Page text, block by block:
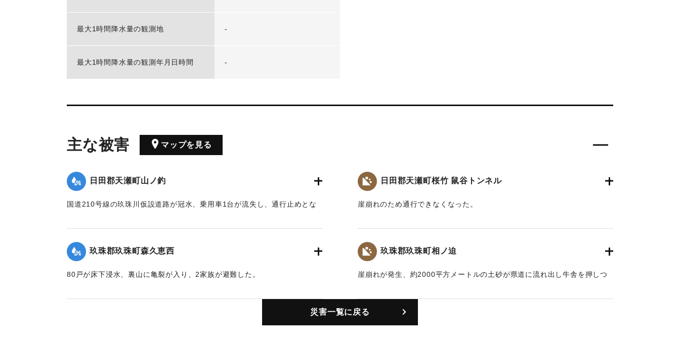
最大1時間降水量の観測地 -
最大1時間降水量の観測年月日時間 -
主な被害 マップを見る
日田郡天瀬町山ノ釣
国道210号線の玖珠川仮設道路が冠水、乗用車1台が流失し、通行止めとな
日田郡天瀬町桜竹 鼠谷トンネル
崖崩れのため通行できなくなった。
｜固有コード:00804002
玖珠郡玖珠町森久恵西
80戸が床下浸水、裏山に亀裂が入り、2家族が避難した。
｜固有コード:00804003
玖珠郡玖珠町相ノ迫
崖崩れが発生、約2000平方メートルの土砂が県道に流れ出し牛舎を押しつ
｜固有コード: 00804004
災害一覧に戻る